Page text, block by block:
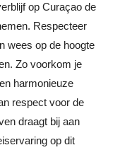
op Curaçao de
Respecteer
wees op de hoogte
Zo voorkom je
harmonieuze
respect voor de
draagt bij aan
op dit